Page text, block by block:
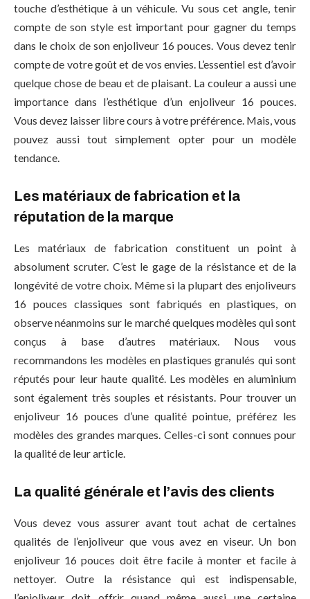
touche d’esthétique à un véhicule. Vu sous cet angle, tenir
compte de son style est important pour gagner du temps
dans le choix de son enjoliveur 16 pouces. Vous devez tenir
compte de votre goût et de vos envies. L’essentiel est d’avoir
quelque chose de beau et de plaisant. La couleur a aussi une
importance dans l’esthétique d’un enjoliveur 16 pouces.
Vous devez laisser libre cours à votre préférence. Mais, vous
pouvez aussi tout simplement opter pour un modèle
tendance.
Les matériaux de fabrication et la
réputation de la marque
Les matériaux de fabrication constituent un point à
absolument scruter. C’est le gage de la résistance et de la
longévité de votre choix. Même si la plupart des enjoliveurs
16 pouces classiques sont fabriqués en plastiques, on
observe néanmoins sur le marché quelques modèles qui sont
conçus à base d’autres matériaux. Nous vous
recommandons les modèles en plastiques granulés qui sont
réputés pour leur haute qualité. Les modèles en aluminium
sont également très souples et résistants. Pour trouver un
enjoliveur 16 pouces d’une qualité pointue, préférez les
modèles des grandes marques. Celles-ci sont connues pour
la qualité de leur article.
La qualité générale et l’avis des clients
Vous devez vous assurer avant tout achat de certaines
qualités de l’enjoliveur que vous avez en viseur. Un bon
enjoliveur 16 pouces doit être facile à monter et facile à
nettoyer. Outre la résistance qui est indispensable,